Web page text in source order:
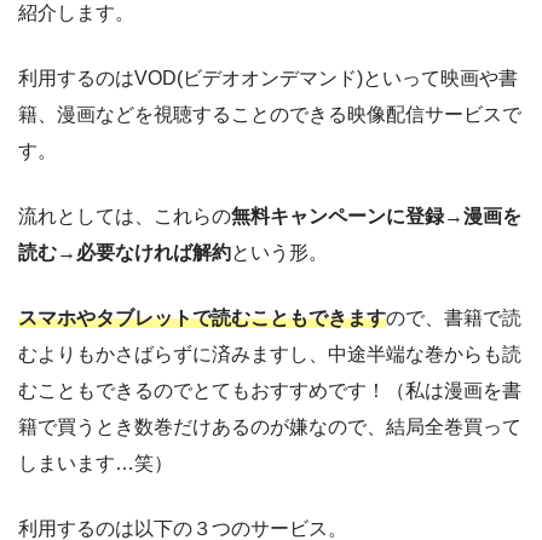
紹介します。
利用するのはVOD(ビデオオンデマンド)といって映画や書
籍、漫画などを視聴することのできる映像配信サービスで
す。
流れとしては、これらの無料キャンペーンに登録→漫画を
読む→ 必要なければ解約という形。
スマホやタブレットで読むこともできますので、書籍で読
むよりもかさばらずに済みますし、中途半端な巻からも読
むこともできるのでとてもおすすめです！（私は漫画を書
籍で買うとき数巻だけあるのが嫌なので、結局全巻買って
しまいます…笑）
利用するのは以下の３つのサービス。